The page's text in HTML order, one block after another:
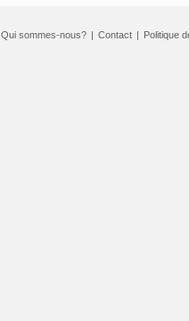
Qui sommes-nous? | Contact | Politique